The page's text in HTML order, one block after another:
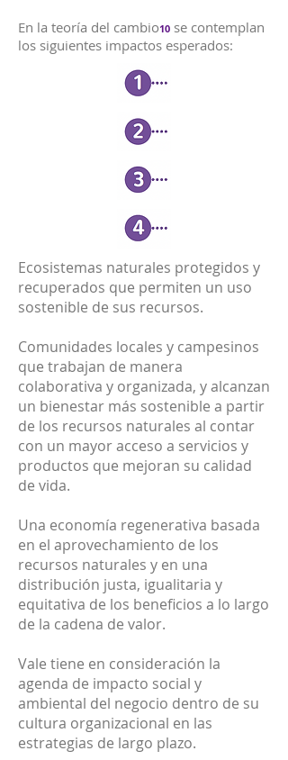
En la teoría del cambio10 se contemplan
los siguientes impactos esperados:
Ecosistemas naturales protegidos y
recuperados que permiten un uso
sostenible de sus recursos.
Comunidades locales y campesinos
que trabajan de manera
colaborativa y organizada, y alcanzan
un bienestar más sostenible a partir
de los recursos naturales al contar
con un mayor acceso a servicios y
productos que mejoran su calidad
de vida.
Una economía regenerativa basada
en el aprovechamiento de los
recursos naturales y en una
distribución justa, igualitaria y
equitativa de los beneficios a lo largo
de la cadena de valor.
Vale tiene en consideración la
agenda de impacto social y
ambiental del negocio dentro de su
cultura organizacional en las
estrategias de largo plazo.